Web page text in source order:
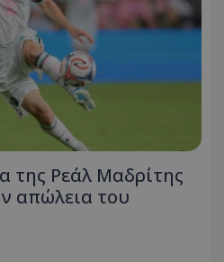
της Ρεάλ Μαδρίτης
απώλεια του